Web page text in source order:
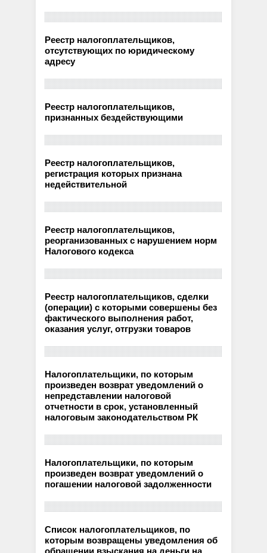
Реестр налогоплательщиков,
отсутствующих по юридическому
адресу
Реестр налогоплательщиков,
признанных бездействующими
Реестр налогоплательщиков,
регистрация которых признана
недействительной
Реестр налогоплательщиков,
реорганизованных с нарушением норм
Налогового кодекса
Реестр налогоплательщиков, сделки
(операции) с которыми совершены без
фактического выполнения работ,
оказания услуг, отгрузки товаров
Налогоплательщики, по которым
произведен возврат уведомлений о
непредставлении налоговой
отчетности в срок, установленный
налоговым законодательством РК
Налогоплательщики, по которым
произведен возврат уведомлений о
погашении налоговой задолженности
Список налогоплательщиков, по
которым возвращены уведомления об
обращении взыскания на деньги на